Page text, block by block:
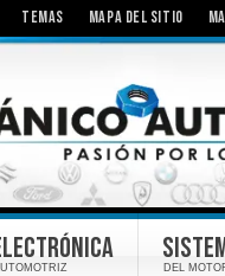
TEMAS MAPA DEL SITIO
DEL